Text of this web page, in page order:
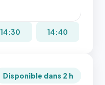
14:30 14:40
Disponible dans 2 h